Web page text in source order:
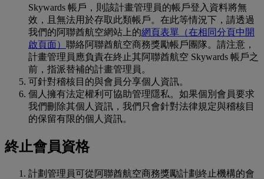
Skywards 帳戶，則該計畫管理員的帳戶登入資料將無
效，且無法用於存取此類帳戶。在此等情況下，請透過
我們的阿聯酋航空網站上的網頁表單 （在相同分頁中開
啟頁面） 聯絡阿聯酋航空商務獎勵帳戶團隊。請注意，
計畫管理員應負責在終止其阿聯酋航空 Skywards 帳戶之
前，指派替補的計畫管理員。
可針對稽核目的與會員分享個人資訊。
個人擁有法定權利可協助管理隱私。如果個別會員要求
我們刪除其個人資訊，我們只會針對法律規定與稽核目
的保留有限的個人資訊。
終止會員資格
計劃管理員可從阿聯酋航空商務獎勵計劃終止機構的會